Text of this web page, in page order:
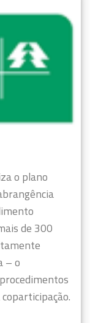
o plano
de 300
– o